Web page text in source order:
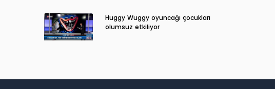
Huggy Wuggy oyuncağı çocukları
olumsuz etkiliyor